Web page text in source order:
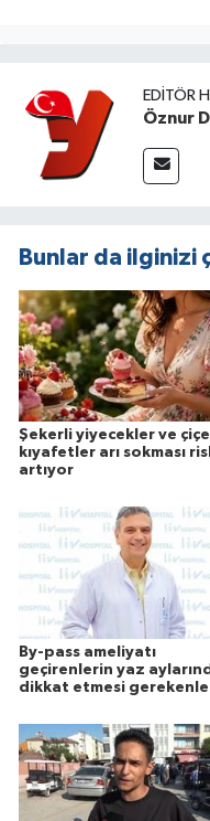
EDITÖR
Öznur
Bunlar da ilginizi
Şekerli yiyecekler ve
kıyafetler arı sokması
artıyor
By-pass ameliyatı
geçirenlerin yaz
dikkat etmesi